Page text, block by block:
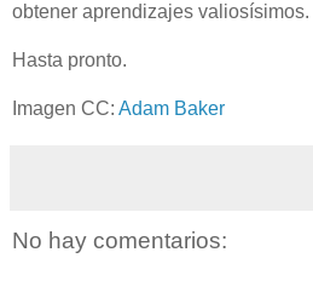
obtener aprendizajes valiosísimos.
Hasta pronto.
Imagen CC: Adam Baker
No hay comentarios: